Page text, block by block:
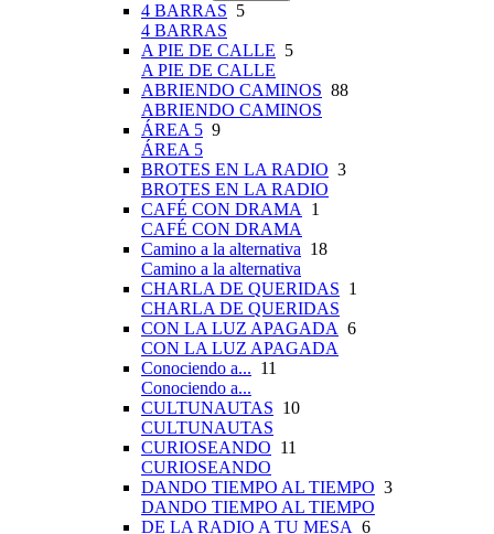
4 BARRAS 5
4 BARRAS
A PIE DE CALLE 5
A PIE DE CALLE
ABRIENDO CAMINOS 88
ABRIENDO CAMINOS
ÁREA 5 9
ÁREA 5
BROTES EN LA RADIO 3
BROTES EN LA RADIO
CAFÉ CON DRAMA 1
CAFÉ CON DRAMA
Camino a la alternativa 18
Camino a la alternativa
CHARLA DE QUERIDAS 1
CHARLA DE QUERIDAS
CON LA LUZ APAGADA 6
CON LA LUZ APAGADA
Conociendo a... 11
Conociendo a...
CULTUNAUTAS 10
CULTUNAUTAS
CURIOSEANDO 11
CURIOSEANDO
DANDO TIEMPO AL TIEMPO 3
DANDO TIEMPO AL TIEMPO
DE LA RADIO A TU MESA 6